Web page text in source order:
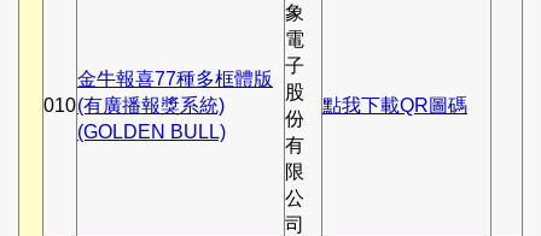
010
金牛報喜77種多框體版
(有廣播報獎系統)
(GOLDEN BULL)
象
電
子
股
份
有
限
公
司
點我下載QR圖碼